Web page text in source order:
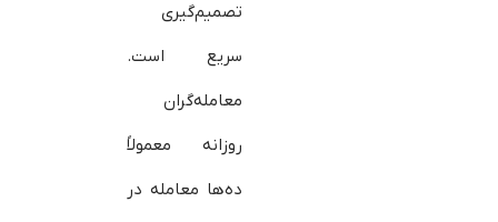
تصمیم‌گیری
سریع است.
معامله‌گران
روزانه معمولاً
ده‌ها معامله در